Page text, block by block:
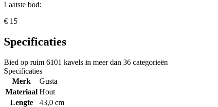
Laatste bod:
€ 15
Specificaties
Bied op ruim 6101 kavels in meer dan 36 categorieën
Specificaties
Merk
Gusta
Materiaal Hout
Lengte
43,0 cm